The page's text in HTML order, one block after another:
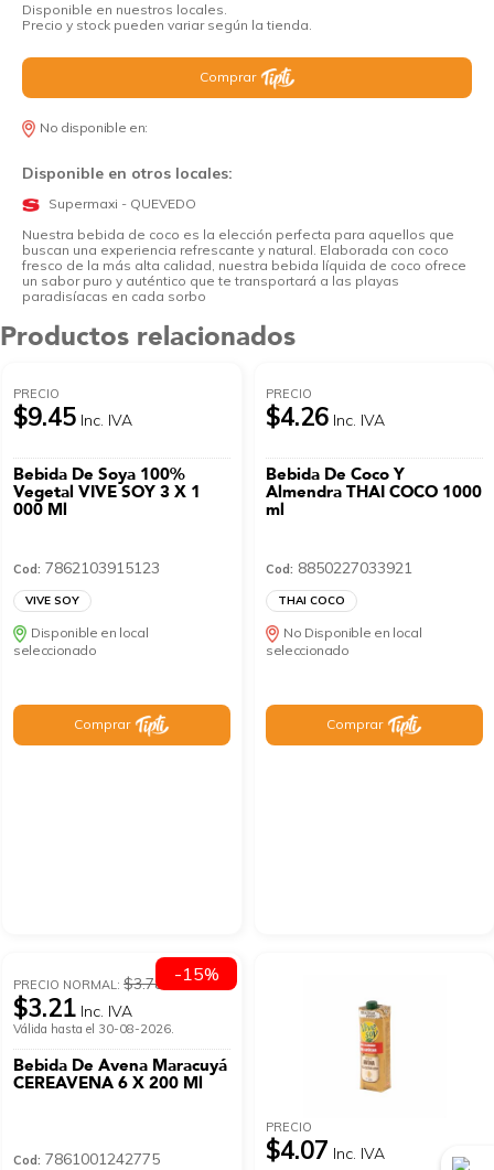
Disponible en nuestros locales.
Precio y stock pueden variar según la tienda.
Comprar
No disponible en:
Disponible en otros locales:
Supermaxi - QUEVEDO
Nuestra bebida de coco es la elección perfecta para aquellos que
buscan una experiencia refrescante y natural. Elaborada con coco
fresco de la más alta calidad, nuestra bebida líquida de coco ofrece
un sabor puro y auténtico que te transportará a las playas
paradisíacas en cada sorbo
Productos relacionados
PRECIO
$9.45 Inc. IVA
Bebida De Soya 100%
Vegetal VIVE SOY 3 X 1
000 Ml
Cod: 7862103915123
VIVE SOY
Disponible en local
seleccionado
Comprar
PRECIO
$4.26 Inc. IVA
Bebida De Coco Y
Almendra THAI COCO 1000
ml
Cod: 8850227033921
THAI COCO
No Disponible en local
seleccionado
Comprar
PRECIO NORMAL:$3.78
$3.21 Inc. IVA
Válida hasta el 30-08-2026.
Bebida De Avena Maracuyá
CEREAVENA 6 X 200 Ml
Cod: 7861001242775
-15%
PRECIO
$4.07 Inc. IVA